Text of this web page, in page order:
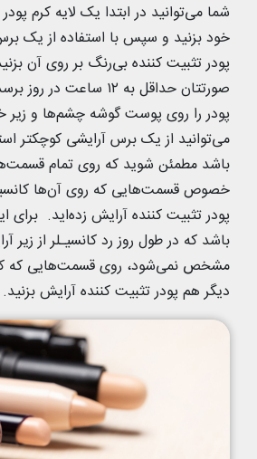
شما می‌توانید در ابتدا یک لایه کرم
خود بزنید و سپس با استفاده از یک
پودر تثبیت کننده بی‌رنگ بر روی آن
صورتتان حداقل به ۱۲ ساعت
پودر را روی پوست گوشه چشم‌ها و زیر
می‌توانید از یک برس آرایشی کوچکتر
باشد مطمئن شوید که روی تمام
خصوص قسمت‌هایی که روی آن‌ها
پودر تثبیت کننده آرایش زده‌اید. برای
باشد که در طول روز رد کانسیـلر از زیر
مشخص نمی‌شود، روی قسمت‌هایی که
دیگر هم پودر تثبیت کننده آرایش بزنید.